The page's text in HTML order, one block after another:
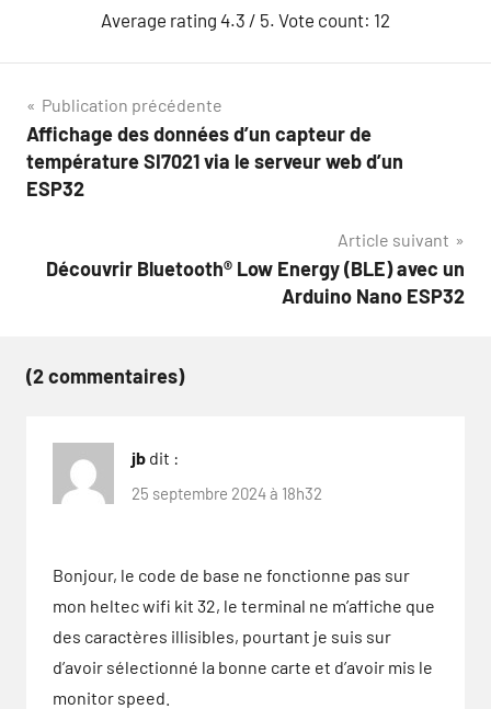
Average rating 4.3 / 5. Vote count: 12
Navigation
de
l’article
Publication précédente
Affichage des données d’un capteur de
température SI7021 via le serveur web d’un
ESP32
Article suivant
Découvrir Bluetooth® Low Energy (BLE) avec un
Arduino Nano ESP32
(2 commentaires)
jb dit :
25 septembre 2024 à 18h32
Bonjour, le code de base ne fonctionne pas sur
mon heltec wifi kit 32, le terminal ne m’affiche que
des caractères illisibles, pourtant je suis sur
d’avoir sélectionné la bonne carte et d’avoir mis le
monitor speed.